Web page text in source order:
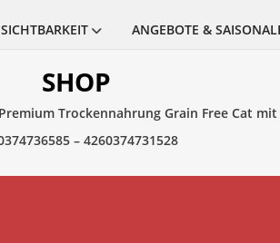
ANGEBOTE &
SHOP
Trockennahrung Grain Free Cat
– 4260374731528